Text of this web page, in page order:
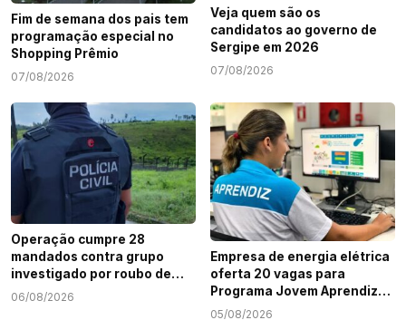
Fim de semana dos pais tem
programação especial no
Shopping Prêmio
07/08/2026
Veja quem são os
candidatos ao governo de
Sergipe em 2026
07/08/2026
Operação cumpre 28
mandados contra grupo
investigado por roubo de
cargas e tráfico de drogas
06/08/2026
Empresa de energia elétrica
oferta 20 vagas para
Programa Jovem Aprendiz
em Sergipe
05/08/2026